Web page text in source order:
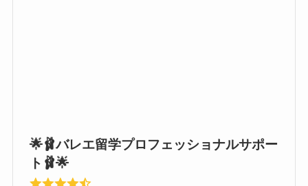
🌟🩰バレエ留学プロフェッショナルサポー
ト🩰🌟